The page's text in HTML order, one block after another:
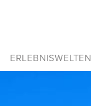
ERLEBNISWELTEN